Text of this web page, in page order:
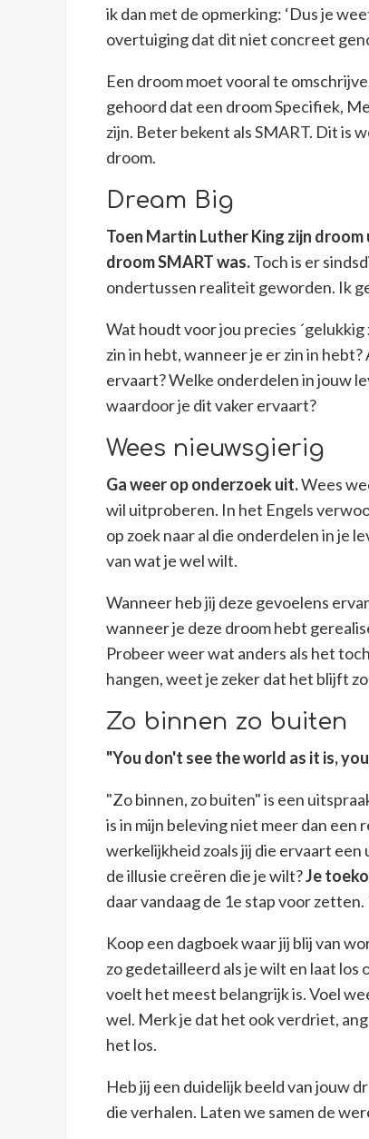
ik dan met de opmerking: ‘Dus je
overtuiging dat dit niet concreet
Een droom moet vooral te
gehoord dat een droom Specifiek,
zijn. Beter bekent als SMART. Dit is
droom.
Dream Big
Toen Martin Luther King zijn
droom SMART was.Toch is er
ondertussen realiteit geworden. Ik
Wat houdt voor jou precies ´gelukkig
zin in hebt, wanneer je er zin in
ervaart? Welke onderdelen in jouw
waardoor je dit vaker ervaart?
Wees nieuwsgierig
Ga weer op onderzoek uit.Wees
wil uitproberen. In het Engels
op zoek naar al die onderdelen in je
van wat je wel wilt.
Wanneer heb jij deze gevoelens
wanneer je deze droom hebt
Probeer weer wat anders als het
hangen, weet je zeker dat het blijft
Zo binnen zo buiten
"You don't see the world as it is,
"Zo binnen, zo buiten" is een
is in mijn beleving niet meer dan een
werkelijkheid zoals jij die ervaart
de illusie creëren die je wilt?Je
daar vandaag de 1e stap voor
Koop een dagboek waar jij blij van
zo gedetailleerd als je wilt en laat los
voelt het meest belangrijk is. Voel
wel. Merk je dat het ook verdriet,
het los.
Heb jij een duidelijk beeld van jouw
die verhalen. Laten we samen de